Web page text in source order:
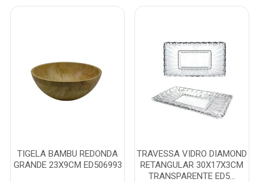
TIGELA BAMBU REDONDA
GRANDE 23X9CM ED506993
TRAVESSA VIDRO DIAMOND
RETANGULAR 30X17X3CM
TRANSPARENTE ED5...